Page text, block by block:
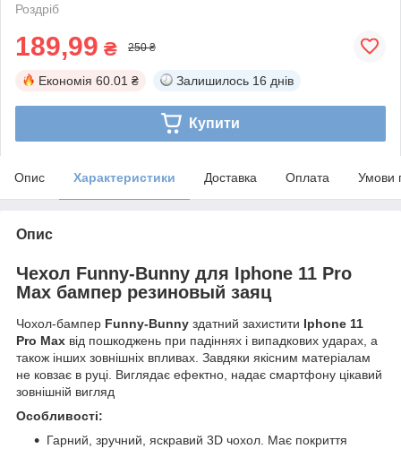
Роздріб
189,99 ₴ 250 ₴
Економія 60.01 ₴ Залишилось 16 днів
Купити
Опис Характеристики Доставка Оплата Умови
Опис
Чехол Funny-Bunny для Iphone 11 Pro
Max бампер резиновый заяц
Чохол-бампер Funny-Bunny здатний захистити Iphone 11
Pro Max від пошкоджень при падіннях і випадкових ударах, а
також інших зовнішніх впливах. Завдяки якісним матеріалам
не ковзає в руці. Виглядає ефектно, надає смартфону цікавий
зовнішній вигляд
Особливості:
Гарний, зручний, яскравий 3D чохол. Має покриття